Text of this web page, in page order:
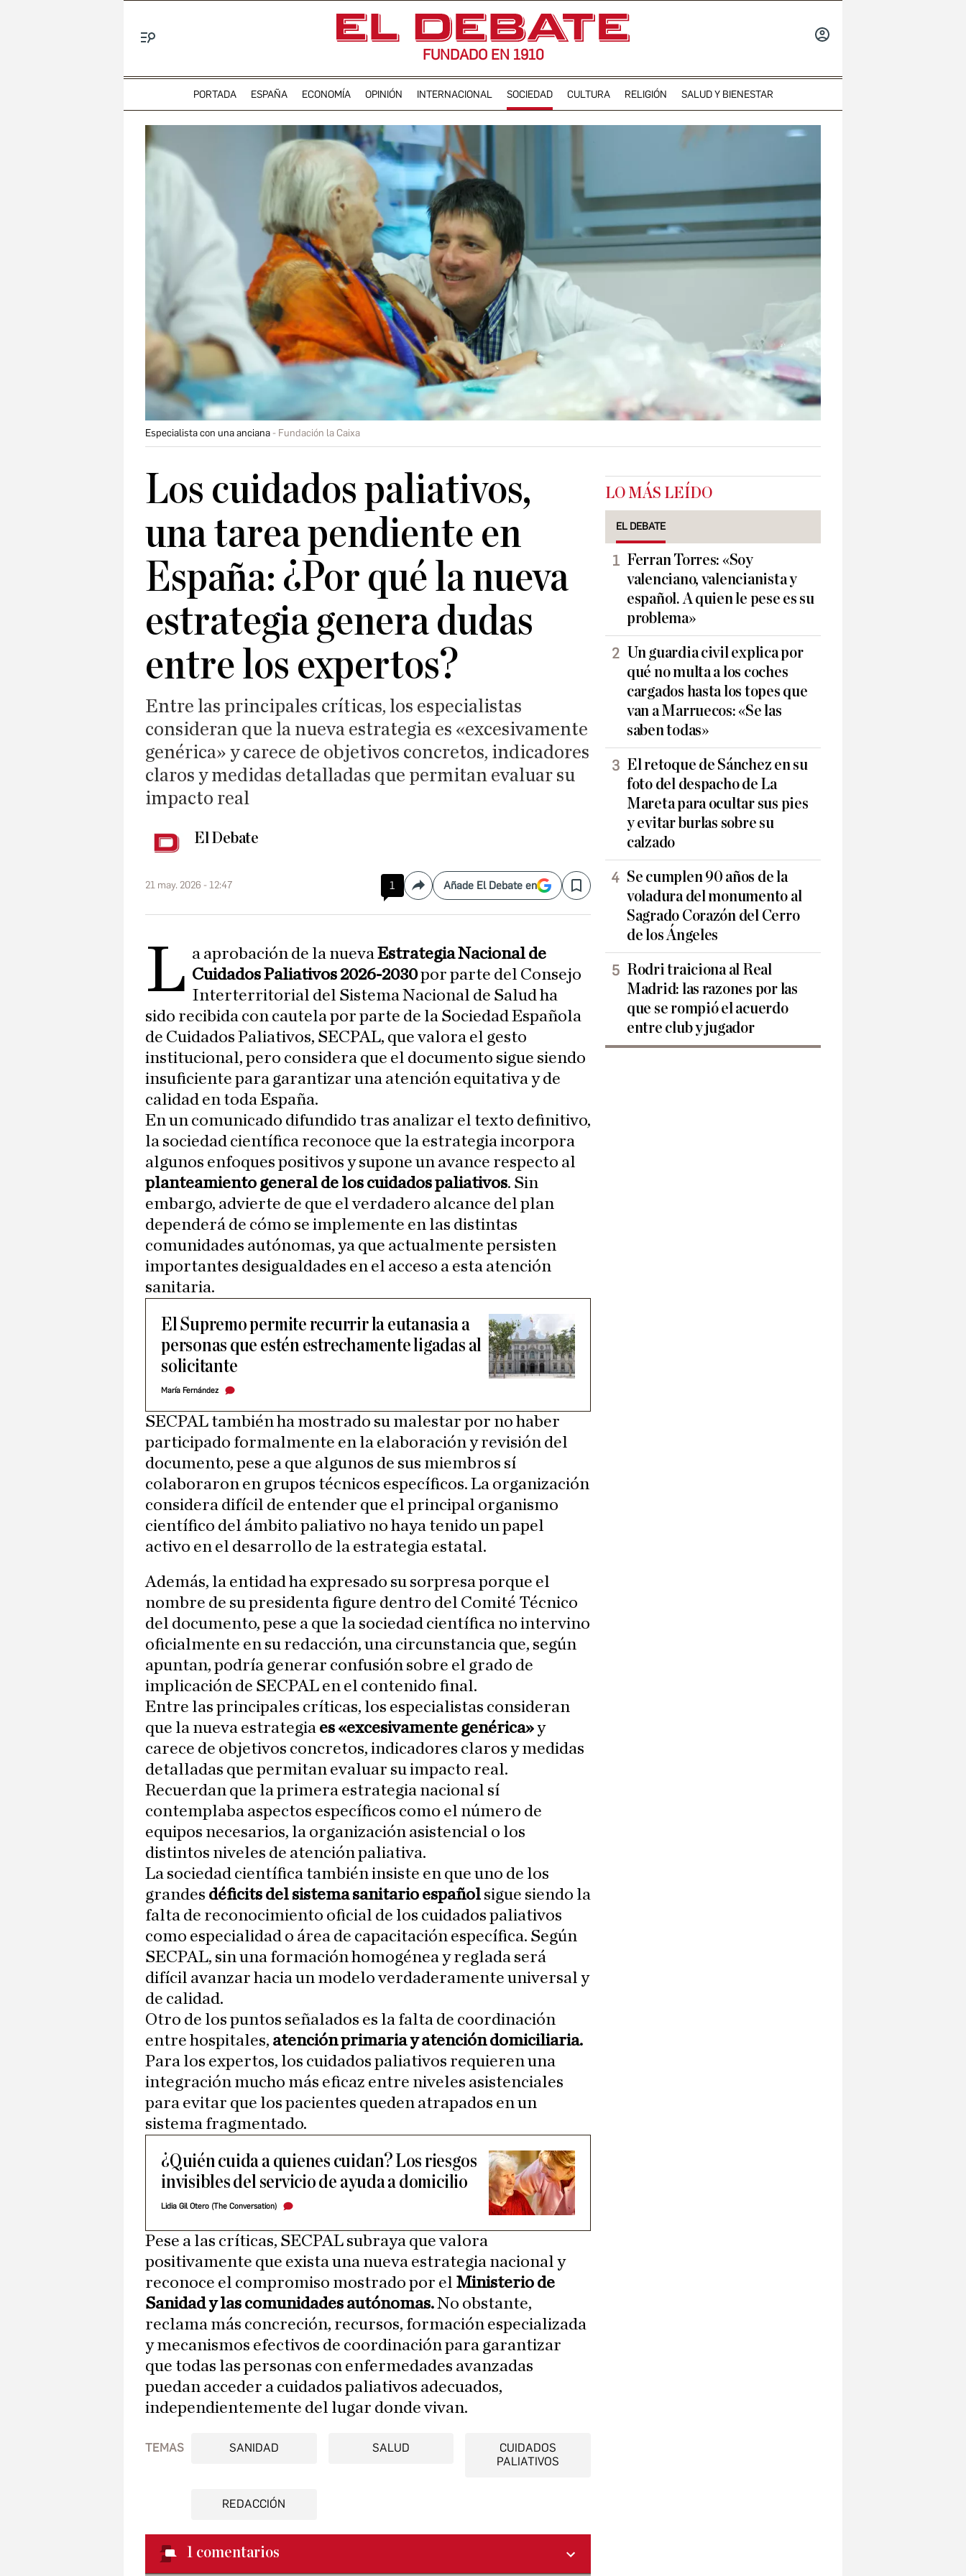
FUNDADO EN 1910
PORTADA ESPAÑA ECONOMÍA OPINIÓN INTERNACIONAL SOCIEDAD CULTURA RELIGIÓN SALUD Y BIENESTAR
Especialista con una anciana Fundación la Caixa
Los cuidados paliativos,
una tarea pendiente en
España: ¿Por qué la nueva
estrategia genera dudas
entre los expertos?
Entre las principales críticas, los especialistas
consideran que la nueva estrategia es «excesivamente
genérica» y carece de objetivos concretos, indicadores
claros y medidas detalladas que permitan evaluar su
impacto real
El Debate
21 may. 2026 - 12:47 1 CompartirAñade El Debate en Save
L a aprobación de la nuevaEstrategia Nacional de
Cuidados Paliativos 2026-2030por parte del Consejo
Interterritorial del Sistema Nacional de Salud ha
sido recibida con cautela por parte de la Sociedad Española
de Cuidados Paliativos, SECPAL, que valora el gesto
institucional, pero considera que el documento sigue siendo
insuficiente para garantizar una atención equitativa y de
calidad en toda España.
En un comunicado difundido tras analizar el texto definitivo,
la sociedad científica reconoce que la estrategia incorpora
algunos enfoques positivos y supone un avance respecto al
planteamiento general de los cuidados paliativos. Sin
embargo, advierte de que el verdadero alcance del plan
dependerá de cómo se implemente en las distintas
comunidades autónomas, ya que actualmente persisten
importantes desigualdades en el acceso a esta atención
sanitaria.
El Supremo permite recurrir la eutanasia a
personas que estén estrechamente ligadas al
solicitante
María Fernández
SECPAL también ha mostrado su malestar por no haber
participado formalmente en la elaboración y revisión del
documento, pese a que algunos de sus miembros sí
colaboraron en grupos técnicos específicos. La organización
considera difícil de entender que el principal organismo
científico del ámbito paliativo no haya tenido un papel
activo en el desarrollo de la estrategia estatal.
Además, la entidad ha expresado su sorpresa porque el
nombre de su presidenta figure dentro del Comité Técnico
del documento, pese a que la sociedad científica no intervino
oficialmente en su redacción, una circunstancia que, según
apuntan, podría generar confusión sobre el grado de
implicación de SECPAL en el contenido final.
Entre las principales críticas, los especialistas consideran
que la nueva estrategia es «excesivamente genérica»y
carece de objetivos concretos, indicadores claros y medidas
detalladas que permitan evaluar su impacto real.
Recuerdan que la primera estrategia nacional sí
contemplaba aspectos específicos como el número de
equipos necesarios, la organización asistencial o los
distintos niveles de atención paliativa.
La sociedad científica también insiste en que uno de los
grandes déficits del sistema sanitario español sigue siendo la
falta de reconocimiento oficial de los cuidados paliativos
como especialidad o área de capacitación específica. Según
SECPAL, sin una formación homogénea y reglada será
difícil avanzar hacia un modelo verdaderamente universal y
de calidad.
Otro de los puntos señalados es la falta de coordinación
entre hospitales, atención primaria y atención domiciliaria.
Para los expertos, los cuidados paliativos requieren una
integración mucho más eficaz entre niveles asistenciales
para evitar que los pacientes queden atrapados en un
sistema fragmentado.
¿Quién cuida a quienes cuidan? Los riesgos
invisibles del servicio de ayuda a domicilio
Lidia Gil Otero (The Conversation)
Pese a las críticas, SECPAL subraya que valora
positivamente que exista una nueva estrategia nacional y
reconoce el compromiso mostrado por el Ministerio de
Sanidad y las comunidades autónomas.No obstante,
reclama más concreción, recursos, formación especializada
y mecanismos efectivos de coordinación para garantizar
que todas las personas con enfermedades avanzadas
puedan acceder a cuidados paliativos adecuados,
independientemente del lugar donde vivan.
TEMAS SANIDAD SALUD
CUIDADOS
PALIATIVOS
REDACCIÓN
1 comentarios
LO MÁS LEÍDO
EL DEBATE
Ferran Torres: «Soy
valenciano, valencianista y
español. A quien le pese es su
problema»
Un guardia civil explica por
qué no multa a los coches
cargados hasta los topes que
van a Marruecos: «Se las
saben todas»
El retoque de Sánchez en su
foto del despacho de La
Mareta para ocultar sus pies
y evitar burlas sobre su
calzado
Se cumplen 90 años de la
voladura del monumento al
Sagrado Corazón del Cerro
de los Ángeles
Rodri traiciona al Real
Madrid: las razones por las
que se rompió el acuerdo
entre club y jugador